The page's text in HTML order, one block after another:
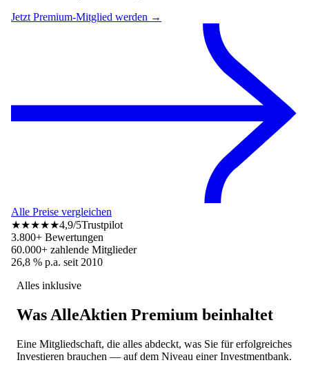
Jetzt Premium-Mitglied werden →
Alle Preise vergleichen
★★★★★4,9/5Trustpilot
3.800+ Bewertungen
60.000+ zahlende Mitglieder
26,8 % p.a. seit 2010
Alles inklusive
Was AlleAktien Premium beinhaltet
Eine Mitgliedschaft, die alles abdeckt, was Sie für erfolgreiches
Investieren brauchen — auf dem Niveau einer Investmentbank.